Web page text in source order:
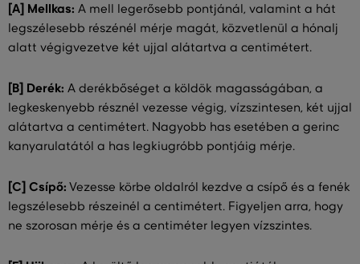
[A] Mellkas: A mell legerősebb pontjánál, valamint a hát
legszélesebb részénél mérje magát, közvetlenül a hónalj
alatt végigvezetve két ujjal alátartva a centimétert.
[B] Derék: A derékbőséget a köldök magasságában, a
legkeskenyebb résznél vezesse végig, vízszintesen, két ujjal
alátartva a centimétert. Nagyobb has esetében a gerinc
kanyarulatától a has legkiugróbb pontjáig mérje.
[C] Csípő: Vezesse körbe oldalról kezdve a csípő és a fenék
legszélesebb részeinél a centimétert. Figyeljen arra, hogy
ne szorosan mérje és a centiméter legyen vízszintes.